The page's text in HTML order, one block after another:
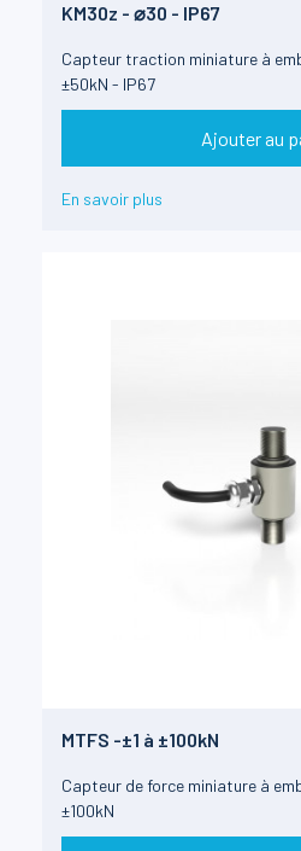
KM30z - ⌀30 - IP67
Capteur traction miniature à
±50kN - IP67
Ajouter au
En savoir plus
MTFS -±1 à ±100kN
Capteur de force miniature à
±100kN